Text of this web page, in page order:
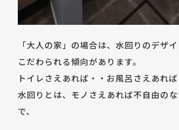
「大人の家」の場合は、水回りのデザ
こだわられる傾向があります。
トイレさえあれば・・お風呂さえあれば
水回りとは、モノさえあれば不自由の
で、